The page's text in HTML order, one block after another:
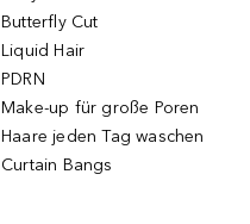
Butterfly Cut
Liquid Hair
PDRN
Make-up für große Poren
Haare jeden Tag waschen
Curtain Bangs